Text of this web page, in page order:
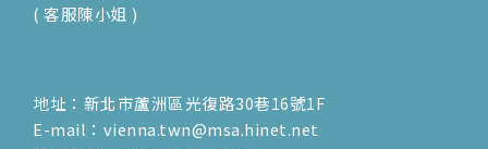
( 客服陳小姐 )
地址：新北市蘆洲區光復路30巷16號1F
E-mail：vienna.twn@msa.hinet.net